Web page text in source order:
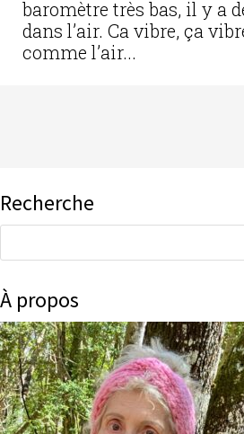
baromètre très bas, il y a
dans l’air. Ca vibre, ça
comme l’air...
Recherche
À propos